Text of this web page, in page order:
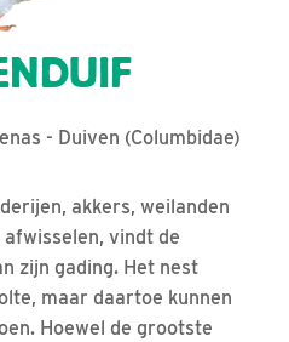
- Duiven (Columbidae)
akkers, weilanden
vindt de
zijn gading. Het nest
maar daartoe kunnen
Hoewel de grootste